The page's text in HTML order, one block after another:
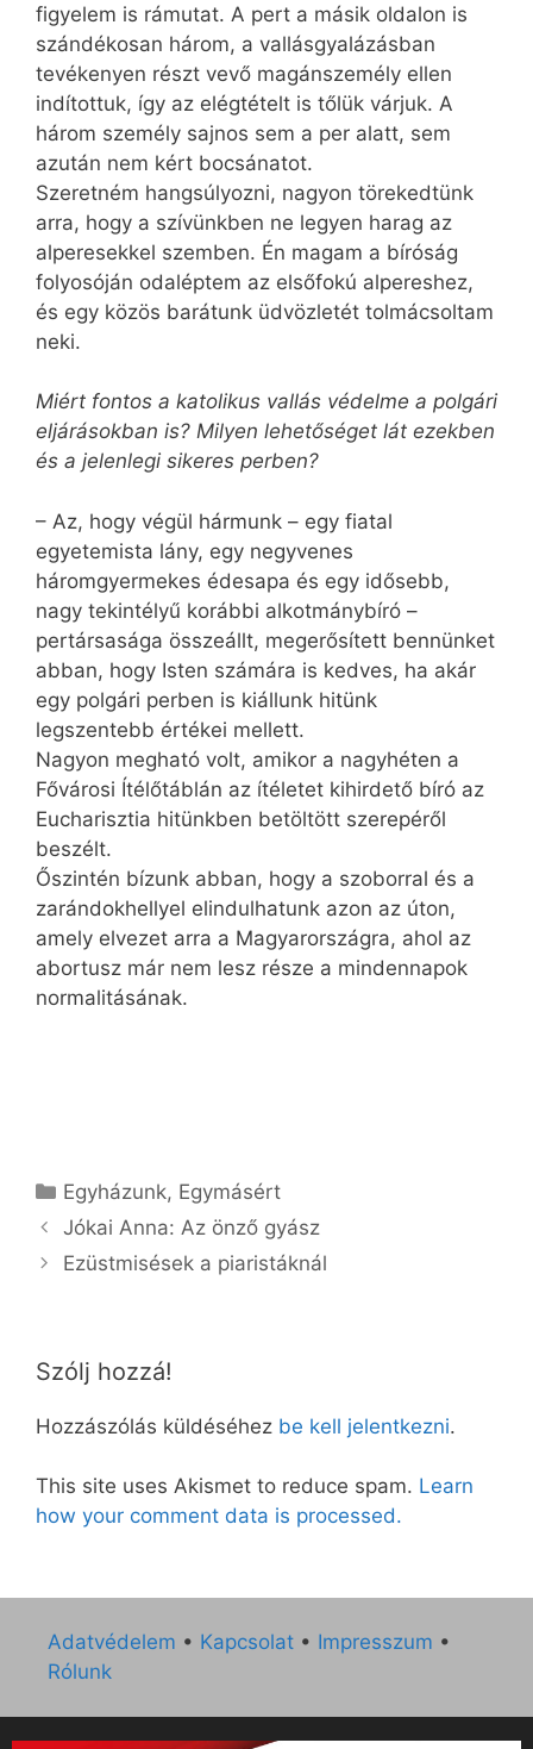
figyelem is rámutat. A pert a másik oldalon is
szándékosan három, a vallásgyalázásban
tevékenyen részt vevő magánszemély ellen
indítottuk, így az elégtételt is tőlük várjuk. A
három személy sajnos sem a per alatt, sem
azután nem kért bocsánatot.
Szeretném hangsúlyozni, nagyon törekedtünk
arra, hogy a szívünkben ne legyen harag az
alperesekkel szemben. Én magam a bíróság
folyosóján odaléptem az elsőfokú alpereshez,
és egy közös barátunk üdvözletét tolmácsoltam
neki.
Miért fontos a katolikus vallás védelme a polgári
eljárásokban is? Milyen lehetőséget lát ezekben
és a jelenlegi sikeres perben?
– Az, hogy végül hármunk – egy fiatal
egyetemista lány, egy negyvenes
háromgyermekes édesapa és egy idősebb,
nagy tekintélyű korábbi alkotmánybíró –
pertársasága összeállt, megerősített bennünket
abban, hogy Isten számára is kedves, ha akár
egy polgári perben is kiállunk hitünk
legszentebb értékei mellett.
Nagyon megható volt, amikor a nagyhéten a
Fővárosi Ítélőtáblán az ítéletet kihirdető bíró az
Eucharisztia hitünkben betöltött szerepéről
beszélt.
Őszintén bízunk abban, hogy a szoborral és a
zarándokhellyel elindulhatunk azon az úton,
amely elvezet arra a Magyarországra, ahol az
abortusz már nem lesz része a mindennapok
normalitásának.
Kategória
Egyházunk, Egymásért
Jókai Anna: Az önző gyász
Ezüstmisések a piaristáknál
Szólj hozzá!
Hozzászólás küldéséhez be kell jelentkezni.
This site uses Akismet to reduce spam. Learn
how your comment data is processed.
Adatvédelem • Kapcsolat • Impresszum •
Rólunk